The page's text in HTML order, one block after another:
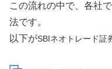
この流れの中で、各社
法です。
以下がSBIネオトレード証